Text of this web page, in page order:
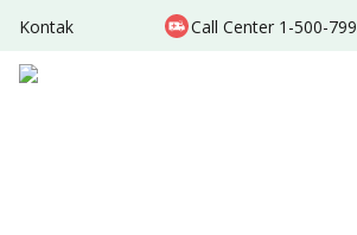
Kontak Call Center 1-500-799
Location & Schedule